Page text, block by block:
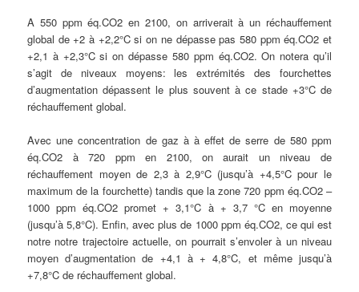
A 550 ppm éq.CO2 en 2100, on arriverait à un réchauffement
global de +2 à +2,2°C si on ne dépasse pas 580 ppm éq.CO2 et
+2,1 à +2,3°C si on dépasse 580 ppm éq.CO2. On notera qu’il
s’agit de niveaux moyens: les extrémités des fourchettes
d’augmentation dépassent le plus souvent à ce stade +3°C de
réchauffement global.
Avec une concentration de gaz à à effet de serre de 580 ppm
éq.CO2 à 720 ppm en 2100, on aurait un niveau de
réchauffement moyen de 2,3 à 2,9°C (jusqu’à +4,5°C pour le
maximum de la fourchette) tandis que la zone 720 ppm éq.CO2 –
1000 ppm éq.CO2 promet + 3,1°C à + 3,7 °C en moyenne
(jusqu’à 5,8°C). Enfin, avec plus de 1000 ppm éq.CO2, ce qui est
notre notre trajectoire actuelle, on pourrait s’envoler à un niveau
moyen d’augmentation de +4,1 à + 4,8°C, et même jusqu’à
+7,8°C de réchauffement global.